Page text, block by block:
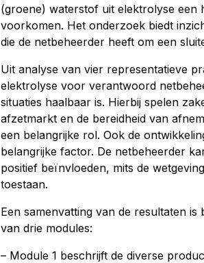
(groene) waterstof uit elektrolyse een
voorkomen. Het onderzoek biedt
die de netbeheerder heeft om een
Uit analyse van vier representatieve
elektrolyse voor verantwoord
situaties haalbaar is. Hierbij spelen
afzetmarkt en de bereidheid van
een belangrijke rol. Ook de
belangrijke factor. De netbeheerder
positief beïnvloeden, mits de
toestaan.
Een samenvatting van de resultaten
van drie modules:
– Module 1 beschrijft de diverse